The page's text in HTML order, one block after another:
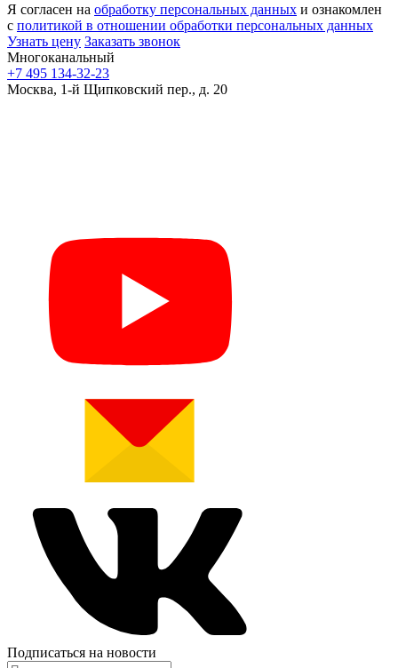
Я согласен на обработку персональных данных и ознакомлен
с политикой в отношении обработки персональных данных
Узнать цену Заказать звонок
Многоканальный
+7 495 134-32-23
Москва, 1-й Щипковский пер., д. 20
Подписаться на новости